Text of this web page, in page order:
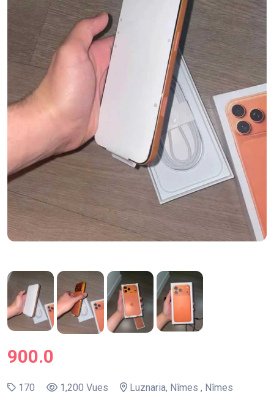
900.0
170 1,200 Vues Luznaria, Nîmes , Nîmes